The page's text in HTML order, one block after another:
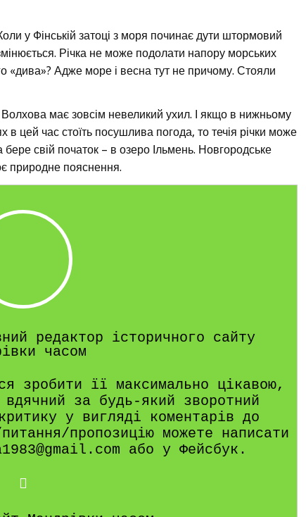
у Фінській затоці з моря починає дути штормовий
Річка не може подолати напору морських
«дива»? Адже море і весна тут не причому. Стояли
має зовсім невеликий ухил. І якщо в нижньому
в цей час стоїть посушлива погода, то течія річки може
свій початок – в озеро Ільмень. Новгородське
природне пояснення.
редактор історичного сайту
часом
зробити її максимально цікавою,
за будь-який зворотний
у вигляді коментарів до
пропозицію можете написати
або у Фейсбук.